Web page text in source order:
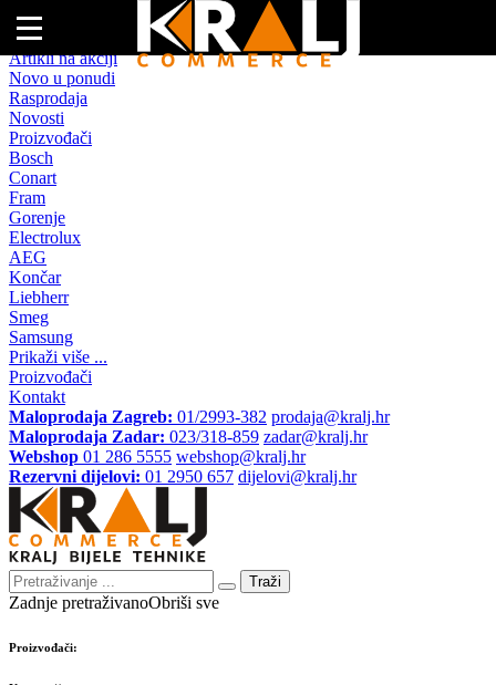
Naslovna
Artikli na akciji
Novo u ponudi
Rasprodaja
Novosti
Proizvođači
Bosch
Conart
Fram
Gorenje
Electrolux
AEG
Končar
Liebherr
Smeg
Samsung
Prikaži više ...
Proizvođači
Kontakt
Maloprodaja Zagreb: 01/2993-382 prodaja@kralj.hr
Maloprodaja Zadar: 023/318-859 zadar@kralj.hr
Webshop 01 286 5555 webshop@kralj.hr
Rezervni dijelovi: 01 2950 657 dijelovi@kralj.hr
Traži
Zadnje pretraživanoObriši sve
Proizvođači: